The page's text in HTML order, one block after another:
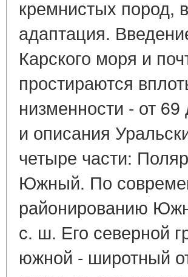
кремнистых пород,
адаптация.
Карского моря и
простираются
низменности - от
и описания
четыре части:
Южный. По
районированию
с. ш. Его северной
южной - широтный